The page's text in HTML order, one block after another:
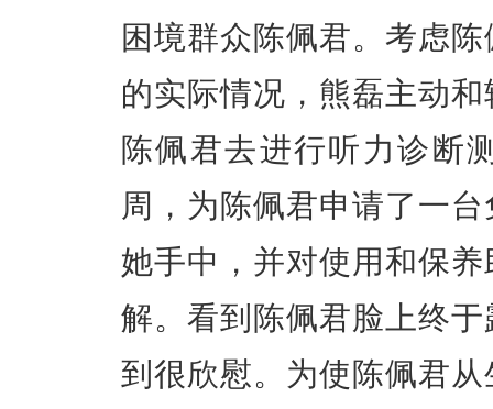
困境群众陈佩君。考虑
的实际情况，熊磊主动
陈佩君去进行听力诊断
周，为陈佩君申请了一
她手中，并对使用和保
解。看到陈佩君脸上终
到很欣慰。为使陈佩君